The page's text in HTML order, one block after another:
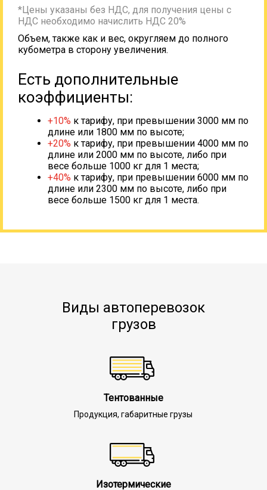
*Цены указаны без НДС, для получения цены с
НДС необходимо начислить НДС 20%
Объем, также как и вес, округляем до полного
кубометра в сторону увеличения.
Есть дополнительные
коэффициенты:
+10% к тарифу, при превышении 3000 мм по
длине или 1800 мм по высоте;
+20% к тарифу, при превышении 4000 мм по
длине или 2000 мм по высоте, либо при
весе больше 1000 кг для 1 места;
+40% к тарифу, при превышении 6000 мм по
длине или 2300 мм по высоте, либо при
весе больше 1500 кг для 1 места.
Виды автоперевозок
грузов
Тентованные
Продукция, габаритные грузы
Изотермические